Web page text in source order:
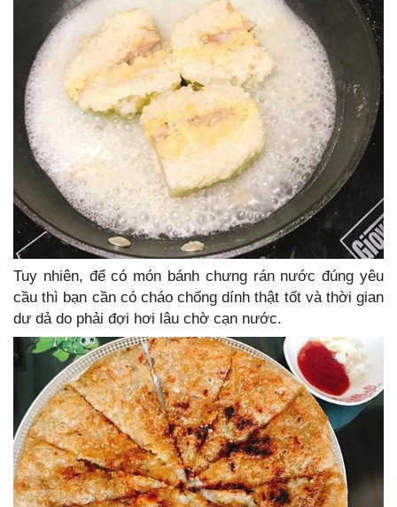
Tuy nhiên, để có món bánh chưng rán nước đúng yêu
cầu thì bạn cần có cháo chống dính thật tốt và thời gian
dư dả do phải đợi hơi lâu chờ cạn nước.